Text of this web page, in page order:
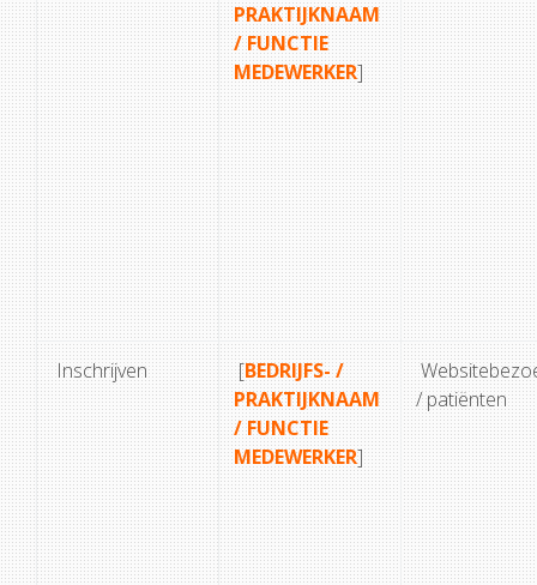
PRAKTIJKNAAM
/ FUNCTIE
MEDEWERKER]
Inschrijven [BEDRIJFS- /
PRAKTIJKNAAM
/ FUNCTIE
MEDEWERKER]
/ patiënten